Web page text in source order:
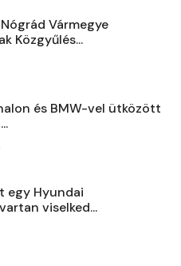
Vármegye
Közgyűlés...
és BMW-vel ütközött
egy Hyundai
viselked...